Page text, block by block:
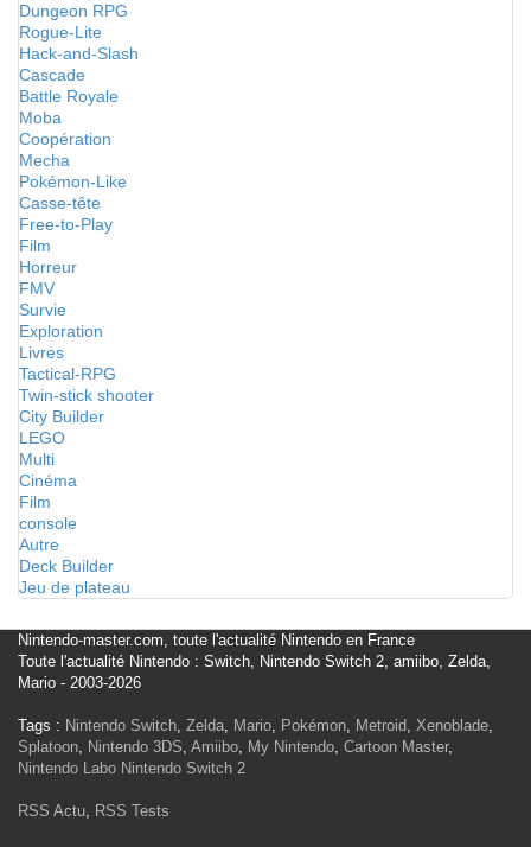
Dungeon RPG
Rogue-Lite
Hack-and-Slash
Cascade
Battle Royale
Moba
Coopération
Mecha
Pokémon-Like
Casse-tête
Free-to-Play
Film
Horreur
FMV
Survie
Exploration
Livres
Tactical-RPG
Twin-stick shooter
City Builder
LEGO
Multi
Cinéma
Film
console
Autre
Deck Builder
Jeu de plateau
Nintendo-master.com, toute l'actualité Nintendo en France
Toute l'actualité Nintendo : Switch, Nintendo Switch 2, amiibo, Zelda,
Mario - 2003-2026
Tags : Nintendo Switch, Zelda, Mario, Pokémon, Metroid, Xenoblade,
Splatoon, Nintendo 3DS, Amiibo, My Nintendo, Cartoon Master,
Nintendo Labo Nintendo Switch 2
RSS Actu, RSS Tests